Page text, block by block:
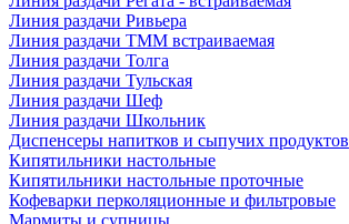
Линия раздачи Ривьера
Линия раздачи ТММ встраиваемая
Линия раздачи Толга
Линия раздачи Тульская
Линия раздачи Шеф
Линия раздачи Школьник
Диспенсеры напитков и сыпучих продуктов
Кипятильники настольные
Кипятильники настольные проточные
Кофеварки перколяционные и фильтровые
Мармиты и супницы